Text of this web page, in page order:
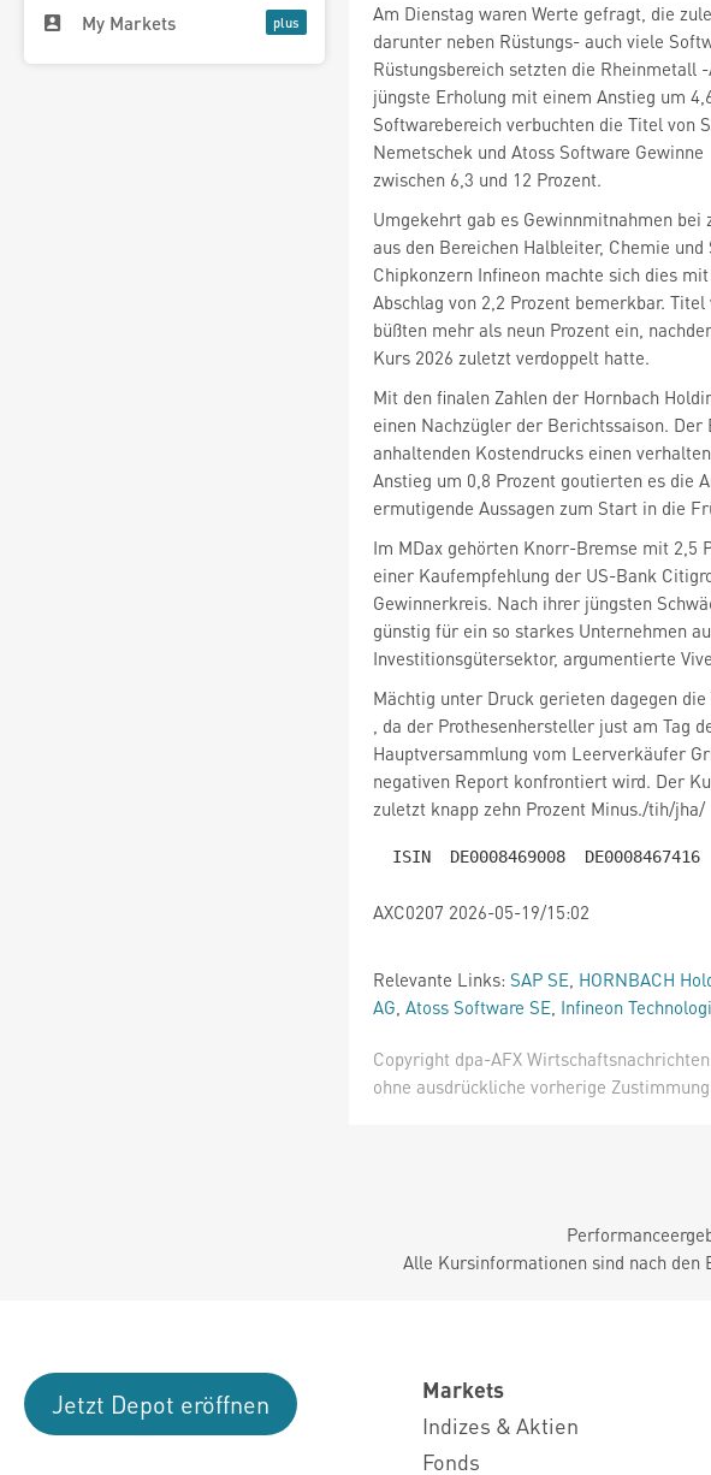
My Markets
Am Dienstag waren Werte gefragt, die
darunter neben Rüstungs- auch viele
Rüstungsbereich setzten die Rheinmetall
jüngste Erholung mit einem Anstieg um
Softwarebereich verbuchten die Titel von
Nemetschek und Atoss Software Gewinne
zwischen 6,3 und 12 Prozent.
Umgekehrt gab es Gewinnmitnahmen
aus den Bereichen Halbleiter, Chemie
Chipkonzern Infineon machte sich dies
büßten mehr als neun Prozent ein,
Kurs 2026 zuletzt verdoppelt hatte.
Mit den finalen Zahlen der Hornbach
einen Nachzügler der Berichtssaison.
anhaltenden Kostendrucks einen
Anstieg um 0,8 Prozent goutierten es die
ermutigende Aussagen zum Start in die
Im MDax gehörten Knorr-Bremse mit 2,5
einer Kaufempfehlung der US-Bank
Gewinnerkreis. Nach ihrer jüngsten
günstig für ein so starkes Unternehmen
Investitionsgütersektor, argumentierte
, da der Prothesenhersteller just am Tag
Hauptversammlung vom Leerverkäufer
negativen Report konfrontiert wird. Der
zuletzt knapp zehn Prozent Minus./tih/jha/
AXC0207 2026-05-19/15:02
Relevante Links: SAP SE, HORNBACH
AG, Atoss Software SE, Infineon
Copyright dpa-AFX
ohne ausdrückliche vorherige
Alle Kursinformationen sind nach den
Jetzt Depot eröffnen
Markets
Indizes & Aktien
Fonds